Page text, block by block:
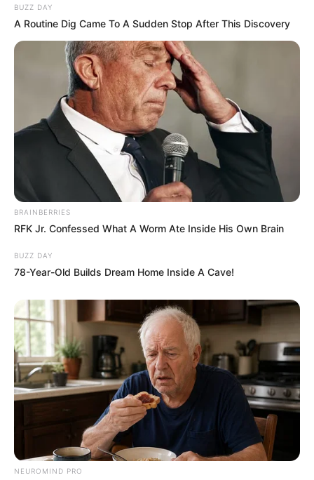
BUZZ DAY
A Routine Dig Came To A Sudden Stop After This Discovery
BRAINBERRIES
RFK Jr. Confessed What A Worm Ate Inside His Own Brain
BUZZ DAY
78-Year-Old Builds Dream Home Inside A Cave!
NEUROMIND PRO